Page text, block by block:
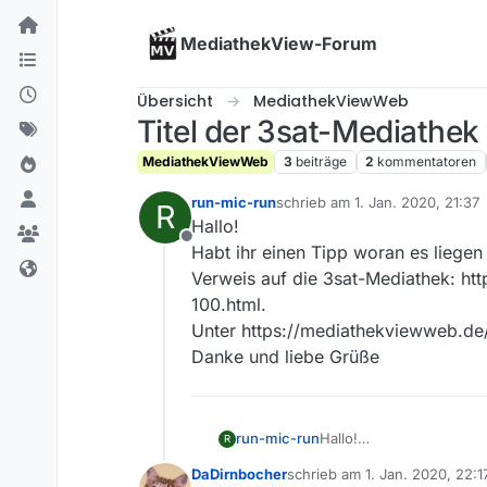
Skip to content
MediathekView-Forum
Übersicht MediathekViewWeb
Titel der 3sat-
MediathekViewWeb 3 beiträge 2 kommentatoren
R
Offline
run-mic-runschrieb am 1. Jan. 2020, 21:37
zuletzt editiert von
Hallo!
Habt ihr einen Tipp woran es
Verweis auf die 3sat-Mediathek:
100.html.
Unter https://
Danke und liebe Grüße
R run-mic-runHallo!
Verweis auf die 3sat-
DaDirnbocherschrieb am 1. Jan. 2020,